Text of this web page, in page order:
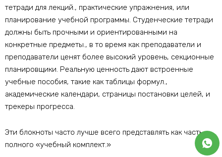
тетради для лекций., практические упражнения, или
планирование учебной программы. Студенческие тетради
должны быть прочными и ориентированными на
конкретные предметы., в то время как преподаватели и
преподаватели ценят более высокий уровень, секционные
планировщики. Реальную ценность дают встроенные
учебные пособия, такие как таблицы формул.,
академические календари, страницы постановки целей, и
трекеры прогресса.
Эти блокноты часто лучше всего представлять как часть
полного «учебный комплект.»